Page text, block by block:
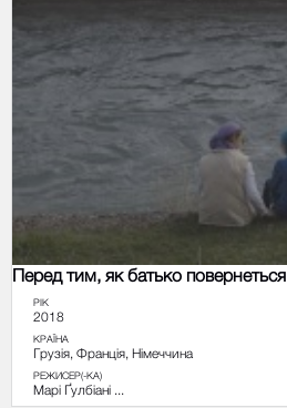
Перед тим, як батько повернеться
РІК
2018
КРАЇНА
Грузія, Франція, Німеччина
РЕЖИСЕР(-КА)
Марі Ґулбіані ...